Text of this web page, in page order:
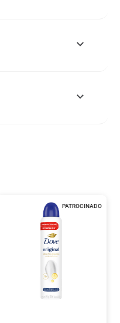
PATROCINADO